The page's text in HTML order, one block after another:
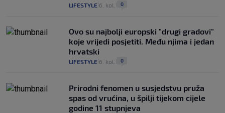
LIFESTYLE 6. kol. 0
Ovo su najbolji europski "drugi gradovi"
koje vrijedi posjetiti. Među njima i jedan
hrvatski
LIFESTYLE 6. kol. 0
Prirodni fenomen u susjedstvu pruža
spas od vrućina, u špilji tijekom cijele
godine 11 stupnjeva